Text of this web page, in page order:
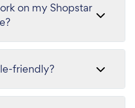
on my Shopstar
friendly?